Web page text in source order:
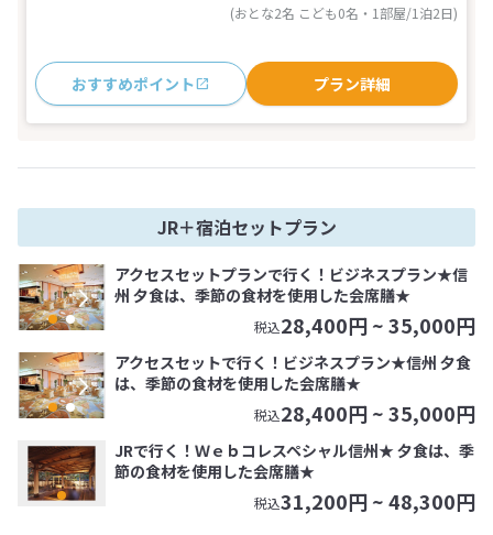
(おとな2名 こども0名・1部屋/1泊2日)
おすすめポイント プラン詳細
JR＋宿泊セットプラン
アクセスセットプランで行く！ビジネスプラン★信
州 夕食は、季節の食材を使用した会席膳★
税込28,400円 ~35,000円
アクセスセットで行く！ビジネスプラン★信州 夕食
は、季節の食材を使用した会席膳★
税込28,400円 ~35,000円
JRで行く！Ｗｅｂコレスペシャル信州★ 夕食は、季
節の食材を使用した会席膳★
税込31,200円 ~48,300円